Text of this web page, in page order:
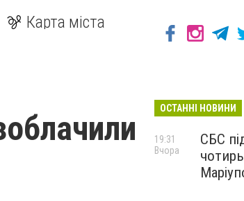
Карта міста
ОСТАННІ НОВИНИ
СБС
19:31
Вчора